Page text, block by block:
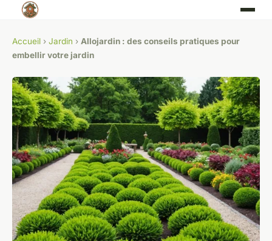
Accueil › Jardin › Allojardin : des conseils pratiques pour
embellir votre jardin